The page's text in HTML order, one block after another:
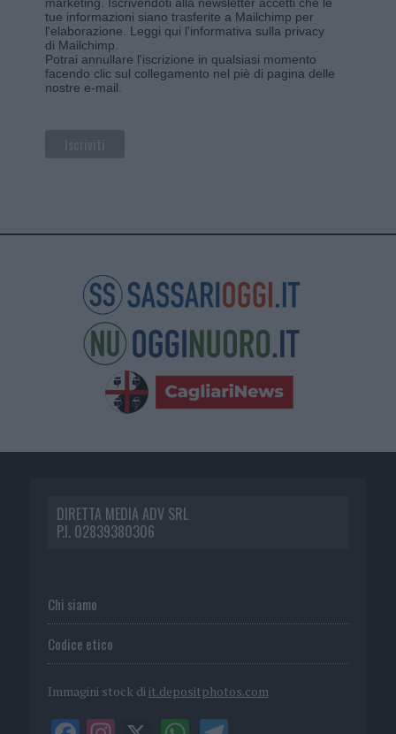
tue informazioni siano trasferite a Mailchimp per
l'elaborazione. Leggi qui l'informativa sulla privacy
di Mailchimp
Potrai annullare l'iscrizione in qualsiasi momento
facendo clic sul collegamento nel piè di pagina delle
nostre e-mail.
DIRETTA MEDIA ADV SRL
P.I. 02839380306
Chi siamo
Codice etico
Immagini stock di it.depositphotos.com